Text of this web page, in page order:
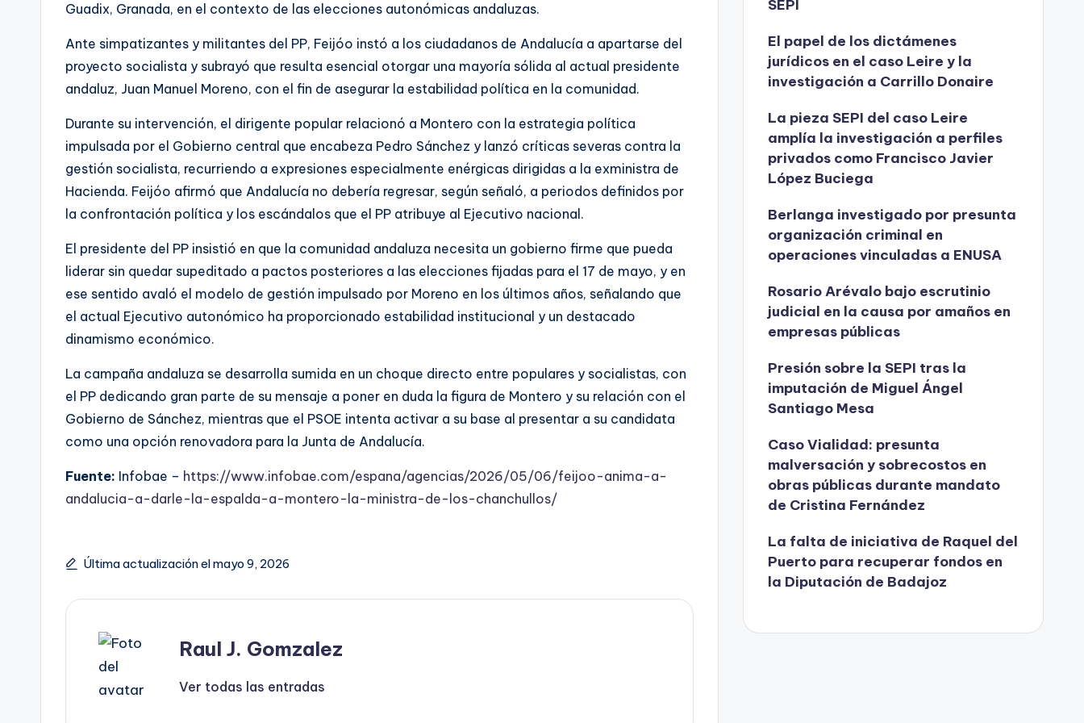
Guadix, Granada, en el contexto de las elecciones autonómicas andaluzas.
Ante simpatizantes y militantes del PP, Feijóo instó a los ciudadanos de Andalucía a apartarse del
proyecto socialista y subrayó que resulta esencial otorgar una mayoría sólida al actual presidente
andaluz, Juan Manuel Moreno, con el fin de asegurar la estabilidad política en la comunidad.
Durante su intervención, el dirigente popular relacionó a Montero con la estrategia política
impulsada por el Gobierno central que encabeza Pedro Sánchez y lanzó críticas severas contra la
gestión socialista, recurriendo a expresiones especialmente enérgicas dirigidas a la exministra de
Hacienda. Feijóo afirmó que Andalucía no debería regresar, según señaló, a periodos definidos por
la confrontación política y los escándalos que el PP atribuye al Ejecutivo nacional.
El presidente del PP insistió en que la comunidad andaluza necesita un gobierno firme que pueda
liderar sin quedar supeditado a pactos posteriores a las elecciones fijadas para el 17 de mayo, y en
ese sentido avaló el modelo de gestión impulsado por Moreno en los últimos años, señalando que
el actual Ejecutivo autonómico ha proporcionado estabilidad institucional y un destacado
dinamismo económico.
La campaña andaluza se desarrolla sumida en un choque directo entre populares y socialistas, con
el PP dedicando gran parte de su mensaje a poner en duda la figura de Montero y su relación con el
Gobierno de Sánchez, mientras que el PSOE intenta activar a su base al presentar a su candidata
como una opción renovadora para la Junta de Andalucía.
Fuente: Infobae – https://www.infobae.com/espana/agencias/2026/05/06/feijoo-anima-a-
andalucia-a-darle-la-espalda-a-montero-la-ministra-de-los-chanchullos/
Última actualización el mayo 9, 2026
Raul J. Gomzalez
Ver todas las entradas
SEPI
El papel de los dictámenes
jurídicos en el caso Leire y la
investigación a Carrillo Donaire
La pieza SEPI del caso Leire
amplía la investigación a perfiles
privados como Francisco Javier
López Buciega
Berlanga investigado por presunta
organización criminal en
operaciones vinculadas a ENUSA
Rosario Arévalo bajo escrutinio
judicial en la causa por amaños en
empresas públicas
Presión sobre la SEPI tras la
imputación de Miguel Ángel
Santiago Mesa
Caso Vialidad: presunta
malversación y sobrecostos en
obras públicas durante mandato
de Cristina Fernández
La falta de iniciativa de Raquel del
Puerto para recuperar fondos en
la Diputación de Badajoz